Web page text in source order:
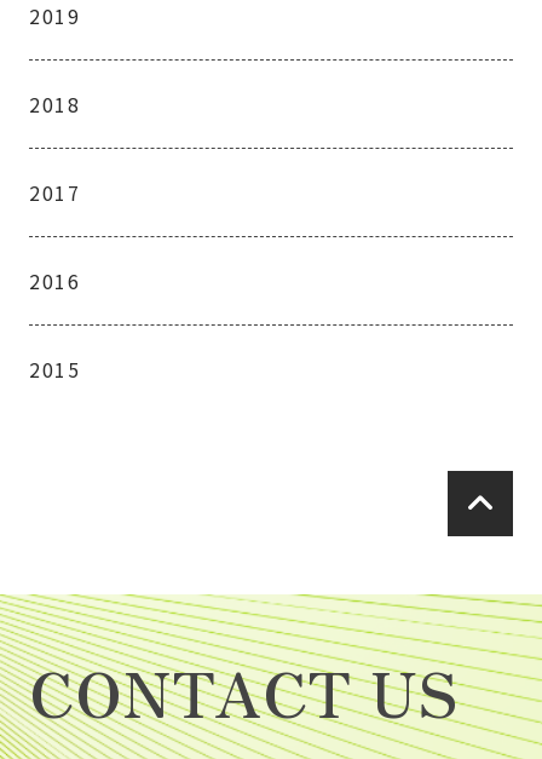
2019
2018
2017
2016
2015
CONTACT US